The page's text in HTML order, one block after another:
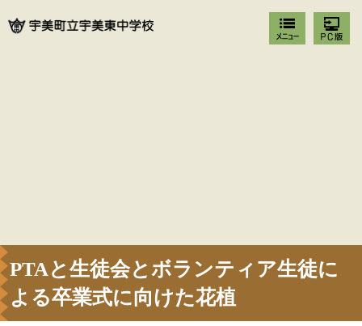
PTAと生徒会とボランティア生徒に
よる卒業式に向けた花植